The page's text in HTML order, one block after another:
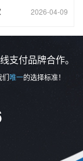
2026-04-09
支付品牌合作。
们唯一的选择标准！